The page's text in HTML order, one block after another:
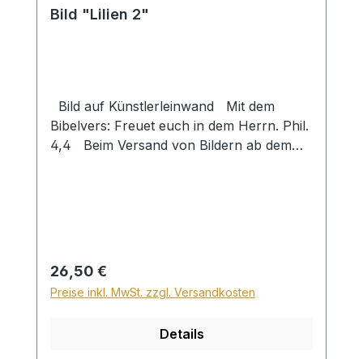
Bild "Lilien 2"
Bild auf Künstlerleinwand Mit dem
Bibelvers: Freuet euch in dem Herrn. Phil.
4,4 Beim Versand von Bildern ab dem
Sperrgutzuschlag 30€.
Regulärer Preis:
26,50 €
Preise inkl. MwSt. zzgl. Versandkosten
Details